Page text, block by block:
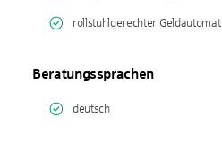
rollstuhlgerechter Geldautomat
Beratungssprachen
deutsch